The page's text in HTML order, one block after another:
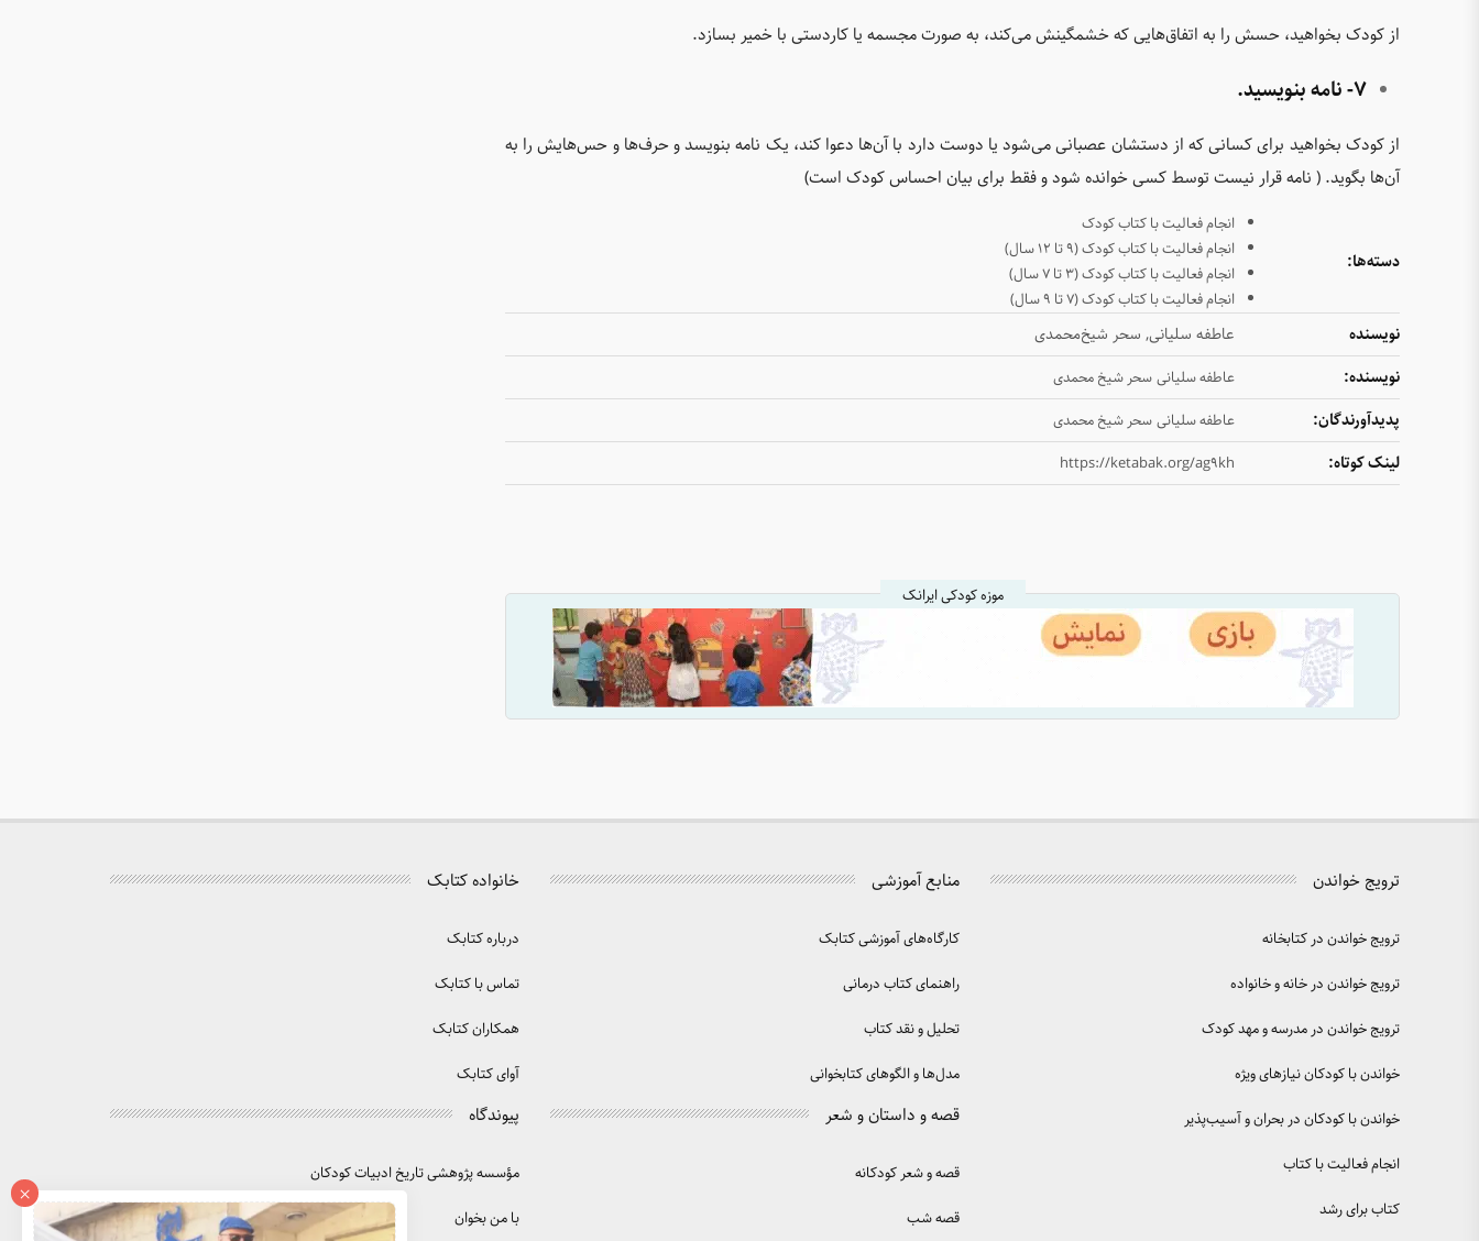
از کودک بخواهید، حسش را به اتفاق‌هایی که خشمگینش می‌کند، به صورت مجسمه‌ یا کاردستی با خمیر بسازد.
7- نامه بنویسید.
از کودک بخواهید برای کسانی که از دستشان عصبانی می‌شود یا دوست دارد با آن‌ها دعوا کند، یک نامه بنویسد و حرف‌ها و حس‌هایش را به
آن‌ها بگوید. ( نامه قرار نیست توسط کسی خوانده شود و فقط برای بیان احساس کودک است)
دسته‌ها:
انجام فعالیت با کتاب کودک
انجام فعالیت با کتاب کودک (۹ تا ۱۲ سال)
انجام فعالیت با کتاب کودک (۳ تا ۷ سال)
انجام فعالیت با کتاب کودک (۷ تا ۹ سال)
نویسنده
عاطفه سلیانی, سحر شیخ‌محمدی
نویسنده:
عاطفه سلیانیسحر شیخ محمدی
پدیدآورندگان: عاطفه سلیانیسحر شیخ محمدی
لینک کوتاه: https://ketabak.org/ag9kh
موزه کودکی ایرانک
×
ترویج خواندن
ترویج خواندن در کتابخانه
ترویج خواندن در خانه و خانواده
ترویج خواندن در مدرسه و مهد کودک
خواندن با کودکان نیازهای ویژه
خواندن با کودکان در بحران و آسیب‌پذیر
انجام فعالیت با کتاب
کتاب برای رشد
منابع آموزشی
کارگاه‌های آموزشی کتابک
راهنمای کتاب درمانی
تحلیل و نقد کتاب
مدل‌ها و الگوهای کتابخوانی
قصه و داستان و شعر
قصه و شعر کودکانه
قصه شب
خانواده کتابک
درباره کتابک
تماس با کتابک
همکاران کتابک
آوای کتابک
پیوندگاه
مؤسسه پژوهشی تاریخ ادبیات کودکان
با من بخوان